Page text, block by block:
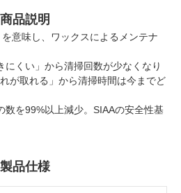
商品説明
意味し、ワックスによるメンテナ
にくい」から清掃回数が少なくなり
が取れる」から清掃時間は今までど
数を99%以上減少。SIAAの安全性基
製品仕様